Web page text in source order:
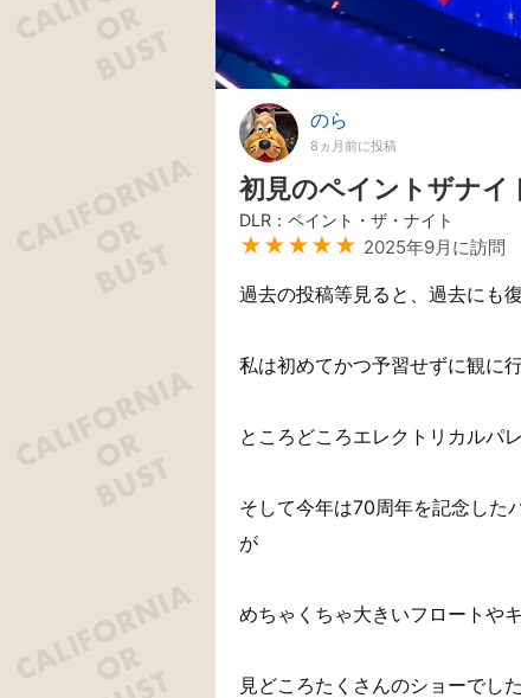
のら
8ヵ月前に投稿
初見のペイントザナイ
DLR：ペイント・ザ・ナイト
★★★★★ 2025年9月に訪問
過去の投稿等見ると、過去にも
私は初めてかつ予習せずに観に
ところどころエレクトリカルパ
そして今年は70周年を記念した
が
めちゃくちゃ大きいフロートや
見どころたくさんのショーでした